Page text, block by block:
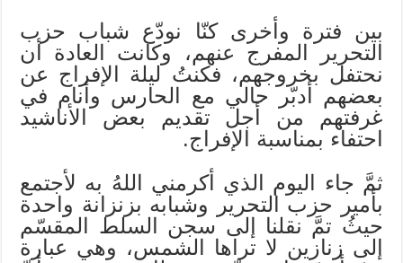
بين فترة وأخرى كنّا نودّع شباب حزب
التحرير المفرج عنهم، وكانت العادة أن
نحتفل بخروجهم، فكنتُ ليلة الإفراج عن
بعضهم أدبّر حالي مع الحارس وأنام في
غرفتهم من أجل تقديم بعض الأناشيد
احتفاء بمناسبة الإفراج.
ثمَّ جاء اليوم الذي أكرمني اللهُ به لأجتمع
بأمير حزب التحرير وشبابه بزنزانة واحدة
حيثُ تمَّ نقلنا إلى سجن السلط المقسّم
إلى زنازين لا تراها الشمس، وهي عبارة